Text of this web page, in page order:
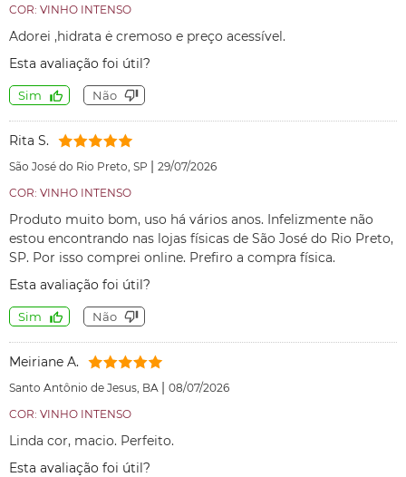
COR: VINHO INTENSO
Adorei ,hidrata ė cremoso e preço acessível.
Esta avaliação foi útil?
Sim Não
Rita S.
São José do Rio Preto, SP | 29/07/2026
COR: VINHO INTENSO
Produto muito bom, uso há vários anos. Infelizmente não
estou encontrando nas lojas físicas de São José do Rio Preto,
SP. Por isso comprei online. Prefiro a compra física.
Esta avaliação foi útil?
Sim Não
Meiriane A.
Santo Antônio de Jesus, BA | 08/07/2026
COR: VINHO INTENSO
Linda cor, macio. Perfeito.
Esta avaliação foi útil?